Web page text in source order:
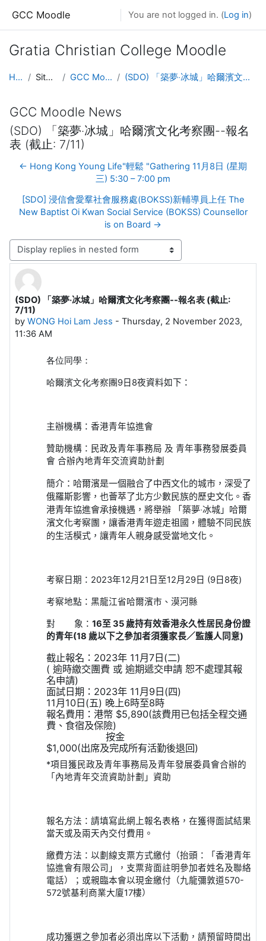
GCC Moodle You are not logged in. (Log in)
Gratia Christian College Moodle
Home Site pages GCC Moodle News (SDO) 「築夢‧冰城」哈爾濱文化考察團--報名表 (截止: 7/11)
GCC Moodle News
(SDO) 「築夢‧冰城」哈爾濱文化考察團--報名
表 (截止: 7/11)
← Hong Kong Young Life"輕鬆 "Gathering 11月8日 (星期
三) 5:30 – 7:00 pm
[SDO] 浸信會愛羣社會服務處(BOKSS)新輔導員上任 The
New Baptist Oi Kwan Social Service (BOKSS) Counsellor
is on Board →
Display mode
(SDO) 「築夢‧冰城」哈爾濱文化考察團--報名表 (截止:
7/11)
by WONG Hoi Lam Jess - Thursday, 2 November 2023,
11:36 AM
Number of replies: 0
各位同學：
哈爾濱文化考察團9日 8夜資料如下：
主辦機構：香港青年協進會
贊助機構：民政及青年事務局 及 青年事務發展委員
會 合辦內地青年交流資助計劃
簡介：哈爾濱是一個融合了中西文化的城市，深受了
俄羅斯影響，也薈萃了北方少數民族的歷史文化。香
港青年協進會承接機遇，將舉辦
「築夢‧冰城」哈爾
濱文化考察團，讓香港青年遊走祖國，體驗不同民族
的生活模式，讓青年人親身感受當地文化。
考察日期： 2023年12月 21 日至12月 29日 (9日 8夜)
考察地點：黑龍江省哈爾濱市、漠河縣
對 象： 16至35歲持有效香港永久性居民身份證
的青年(18 歲以下之參加者須獲家長／監護人同意)
截止報名： 2023年 11 月7日(二)
( 逾時繳交團費 或 逾期遞交申請 恕不處理其報
名申請)
面試日期： 2023年 11 月9日(四)
11 月10日(五) 晚上6時至8時
報名費用：港幣 $5,890(該費用已包括全程交通
費、食宿及保險)
按金
$1,000(出席及完成所有活勤後退回)
*項目獲民政及青年事務局及青年發展委員會合辦的
「內地青年交流資助計劃」資助
報名方法：請填寫此網上報名表格，在獲得面試結果
當天或及兩天內交付費用。
繳費方法：以劃線支票方式繳付（抬頭：「香港青年
協進會有限公司」，支票背面註明參加者姓名及聯絡
電話）；或親臨本會以現金繳付（九龍彌敦道570-
572號基利商業大廈17樓）
成功獲選之參加者必須出席以下活動，請預留時間出